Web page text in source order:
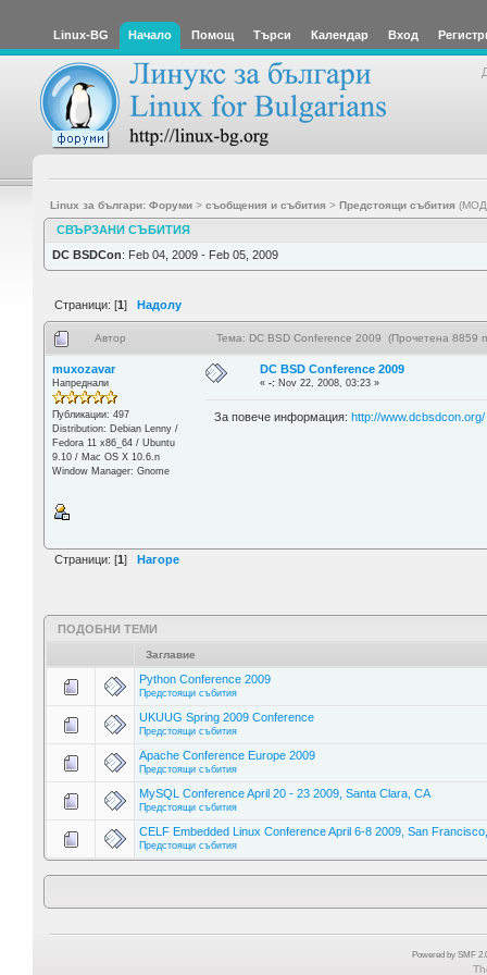
Linux-BG Начало Помощ Търси Календар Вход
Linux за българи: Форуми> съобщения и събития > Предстоящи събития
СВЪРЗАНИ СЪБИТИЯ
DC BSDCon: Feb 04, 2009 - Feb 05, 2009
Страници: [1] Надолу
Автор Тема: DC BSD Conference 2009 (Прочетена 8859
muxozavar
Напреднали
Публикации: 497
Distribution: Debian Lenny /
Fedora 11 x86_64 / Ubuntu
9.10 / Mac OS X 10.6.n
Window Manager: Gnome
DC BSD Conference 2009
«-: Nov 22, 2008, 03:23 »
За повече информация: http://www.dcbsdcon.org/
Страници: [1 ] Нагоре
ПОДОБНИ ТЕМИ
Заглавие
Python Conference 2009
Предстоящи събития
UKUUG Spring 2009 Conference
Предстоящи събития
Apache Conference Europe 2009
Предстоящи събития
MySQL Conference April 20 - 23 2009, Santa Clara, CA
Предстоящи събития
CELF Embedded Linux Conference April 6-8 2009, San
Предстоящи събития
Powered by SMF